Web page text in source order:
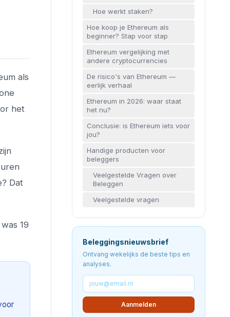
als
het
Dat
19
Hoe werkt staken?
Hoe koop je Ethereum als
beginner? Stap voor stap
Ethereum vergelijking met
andere cryptocurrencies
De risico's van Ethereum —
eerlijk verhaal
Ethereum in 2026: waar staat
het nu?
Conclusie: is Ethereum iets voor
jou?
Handige producten voor
beleggers
Veelgestelde Vragen over
Beleggen
Veelgestelde vragen
Beleggingsnieuwsbrief
Ontvang wekelijks de beste tips en
analyses.
Aanmelden